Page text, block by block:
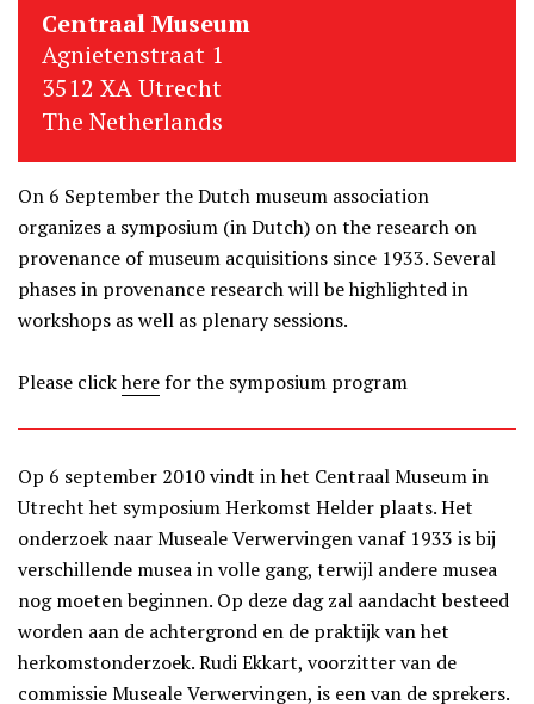
Centraal Museum
Agnietenstraat 1
3512 XA Utrecht
The Netherlands
On 6 September the Dutch museum association
organizes a symposium (in Dutch) on the research on
provenance of museum acquisitions since 1933. Several
phases in provenance research will be highlighted in
workshops as well as plenary sessions.
Please clickherefor the symposium program
Op 6 september 2010 vindt in het Centraal Museum in
Utrecht het symposium Herkomst Helder plaats. Het
onderzoek naar Museale Verwervingen vanaf 1933 is bij
verschillende musea in volle gang, terwijl andere musea
nog moeten beginnen. Op deze dag zal aandacht besteed
worden aan de achtergrond en de praktijk van het
herkomstonderzoek. Rudi Ekkart, voorzitter van de
commissie Museale Verwervingen, is een van de sprekers.